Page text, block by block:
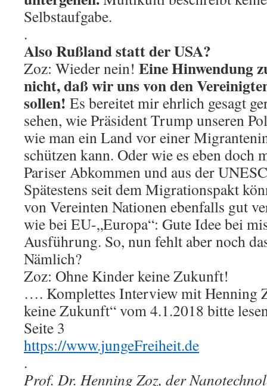
Selbstaufgabe.
.
Also Rußland statt der USA?
Zoz: Wieder nein! Eine Hinwendung
nicht, daß wir uns von den
sollen! Es bereitet mir ehrlich gesagt
sehen, wie Präsident Trump unseren
wie man ein Land vor einer
schützen kann. Oder wie es eben doch
Pariser Abkommen und aus der
Spätestens seit dem Migrationspakt
von Vereinten Nationen ebenfalls gut
wie bei EU-„Europa“: Gute Idee bei
Ausführung. So, nun fehlt aber noch
Nämlich?
Zoz: Ohne Kinder keine Zukunft!
…. Komplettes Interview mit Henning
keine Zukunft“ vom 4.1.2018 bitte
Seite 3
https://www.jungeFreiheit.de
.
Prof. Dr. Henning Zoz, der